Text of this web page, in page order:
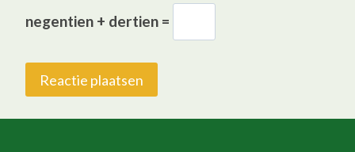
negentien + dertien =